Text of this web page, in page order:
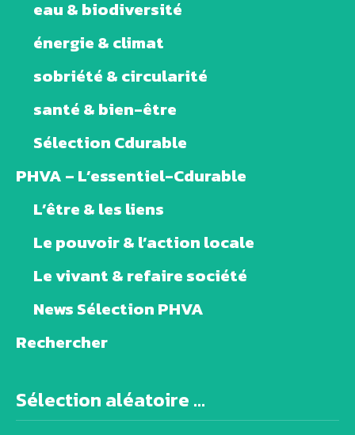
eau & biodiversité
énergie & climat
sobriété & circularité
santé & bien-être
Sélection Cdurable
PHVA – L’essentiel-Cdurable
L’être & les liens
Le pouvoir & l’action locale
Le vivant & refaire société
News Sélection PHVA
Rechercher
Sélection aléatoire ...